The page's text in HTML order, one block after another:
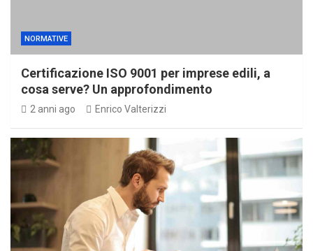
NORMATIVE
Certificazione ISO 9001 per imprese edili, a
cosa serve? Un approfondimento
2 anni ago Enrico Valterizzi